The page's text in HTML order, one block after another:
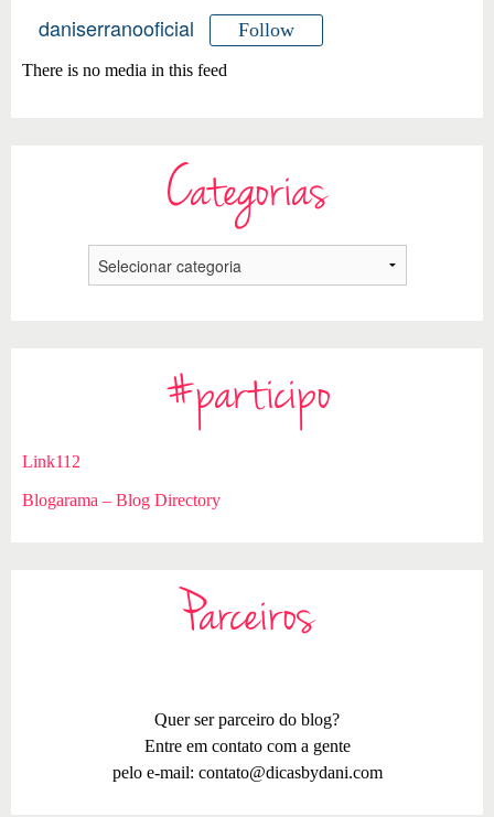
daniserranooficial Follow
There is no media in this feed
Categorias
#participo
Link112
Blogarama – Blog Directory
Parceiros
Quer ser parceiro do blog?
Entre em contato com a gente
pelo e-mail: contato@dicasbydani.com